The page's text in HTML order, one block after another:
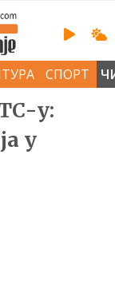
СПОРТ
у:
у